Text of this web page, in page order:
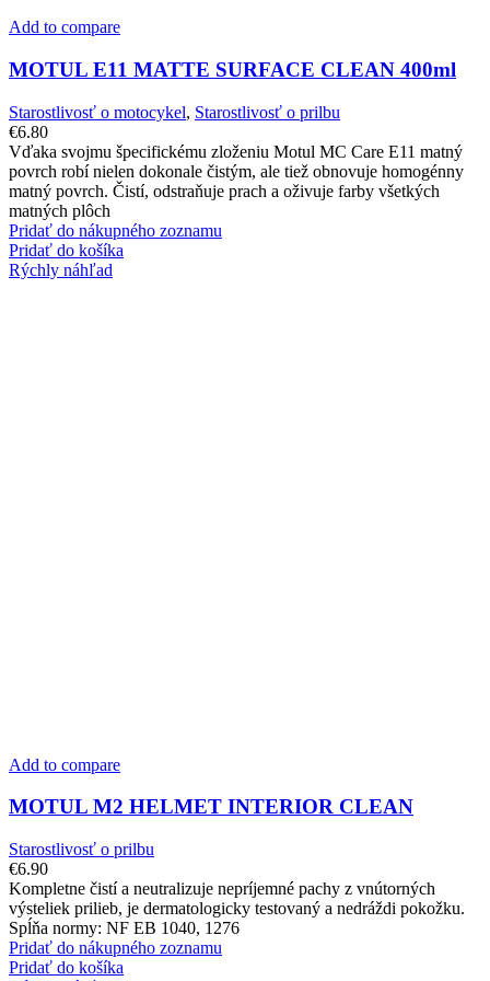
Add to compare
MOTUL E11 MATTE SURFACE CLEAN 400ml
Starostlivosť o motocykel, Starostlivosť o prilbu
€6.80
Vďaka svojmu špecifickému zloženiu Motul MC Care E11 matný
povrch robí nielen dokonale čistým, ale tiež obnovuje homogénny
matný povrch. Čistí, odstraňuje prach a oživuje farby všetkých
matných plôch
Pridať do nákupného zoznamu
Pridať do košíka
Rýchly náhľad
Add to compare
MOTUL M2 HELMET INTERIOR CLEAN
Starostlivosť o prilbu
€6.90
Kompletne čistí a neutralizuje nepríjemné pachy z vnútorných
výsteliek prilieb, je dermatologicky testovaný a nedráždi pokožku.
Spĺňa normy: NF EB 1040, 1276
Pridať do nákupného zoznamu
Pridať do košíka